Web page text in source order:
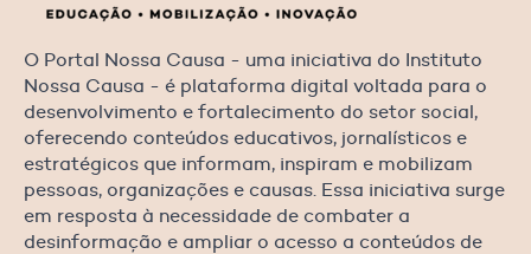
O Portal Nossa Causa - uma iniciativa do Instituto
Nossa Causa - é plataforma digital voltada para o
desenvolvimento e fortalecimento do setor social,
oferecendo conteúdos educativos, jornalísticos e
estratégicos que informam, inspiram e mobilizam
pessoas, organizações e causas. Essa iniciativa surge
em resposta à necessidade de combater a
desinformação e ampliar o acesso a conteúdos de